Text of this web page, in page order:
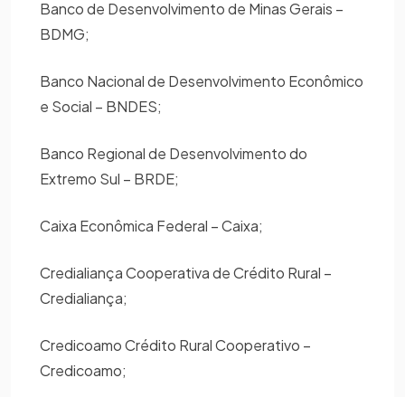
Banco de Desenvolvimento de Minas Gerais –
BDMG;
Banco Nacional de Desenvolvimento Econômico
e Social – BNDES;
Banco Regional de Desenvolvimento do
Extremo Sul – BRDE;
Caixa Econômica Federal – Caixa;
Credialiança Cooperativa de Crédito Rural –
Credialiança;
Credicoamo Crédito Rural Cooperativo –
Credicoamo;